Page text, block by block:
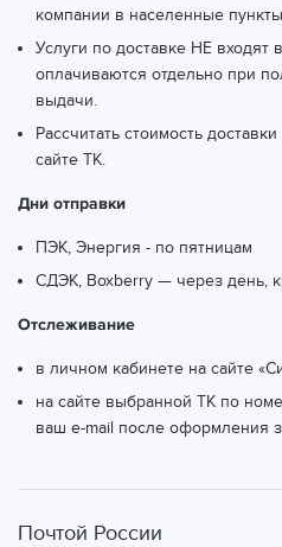
Волгоград, ул. Льва
Волгоград, ул. Милиционера
Волгоград, ул. Мира, 13
Волгоград, ул.
Волгоград, ул. Ополченская,
Волгоград, ул. Рабоче-
Волгоград, ул.
Волгоград, ул. Титова, 20
компании в населенные
Услуги по доставке НЕ входят
оплачиваются отдельно при
выдачи.
Рассчитать стоимость
сайте ТК.
Дни отправки
ПЭК, Энергия - по пятницам
СДЭК, Boxberry — через день,
Отслеживание
в личном кабинете на сайте
на сайте выбранной ТК по
ваш e-mail после оформления
Почтой России